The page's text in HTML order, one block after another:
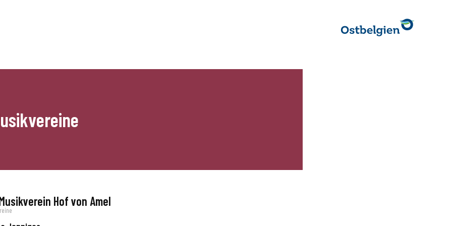
Hof von Amel